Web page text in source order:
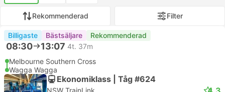
Rekommenderad Filter
Billigaste Bästsäljare Rekommenderad
08:30 13:07 4t. 37m
Melbourne Southern Cross
Wagga Wagga
Ekonomiklass | Tåg #624
NSW TrainLink